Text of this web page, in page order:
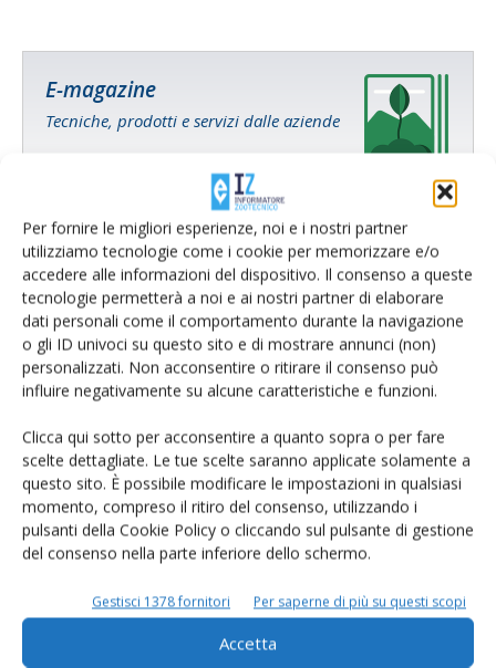
Per fornire le migliori esperienze, noi e i nostri partner
utilizziamo tecnologie come i cookie per memorizzare e/o
accedere alle informazioni del dispositivo. Il consenso a queste
tecnologie permetterà a noi e ai nostri partner di elaborare
dati personali come il comportamento durante la navigazione
o gli ID univoci su questo sito e di mostrare annunci (non)
personalizzati. Non acconsentire o ritirare il consenso può
influire negativamente su alcune caratteristiche e funzioni.
Clicca qui sotto per acconsentire a quanto sopra o per fare
scelte dettagliate. Le tue scelte saranno applicate solamente a
questo sito. È possibile modificare le impostazioni in qualsiasi
momento, compreso il ritiro del consenso, utilizzando i
pulsanti della Cookie Policy o cliccando sul pulsante di gestione
del consenso nella parte inferiore dello schermo.
Gestisci 1378 fornitori Per saperne di più su questi scopi
Accetta
E-magazine
Tecniche, prodotti e servizi dalle aziende
Catalogo Aziende e Prodotti
Un modo semplice per cercare un'azienda o un
prodotto!
Cerca adesso
L'Esperto risponde
I consigli di Terra e Vita agli agricoltori
Cerca adesso